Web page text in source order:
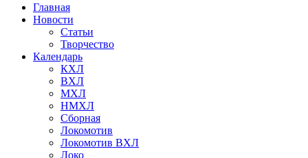
Главная
Новости
Статьи
Творчество
Календарь
КХЛ
ВХЛ
МХЛ
НМХЛ
Сборная
Локомотив
Локомотив ВХЛ
Локо